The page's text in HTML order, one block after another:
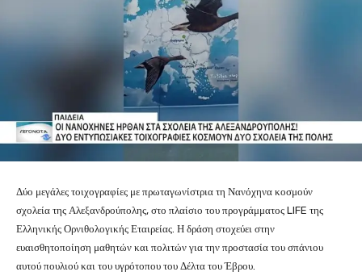
Δύο μεγάλες τοιχογραφίες με πρωταγωνίστρια τη Νανόχηνα κοσμούν
σχολεία της Αλεξανδρούπολης, στο πλαίσιο του προγράμματος LIFE της
Ελληνικής Ορνιθολογικής Εταιρείας. Η δράση στοχεύει στην
ευαισθητοποίηση μαθητών και πολιτών για την προστασία του σπάνιου
αυτού πουλιού και του υγρότοπου του Δέλτα του Έβρου.